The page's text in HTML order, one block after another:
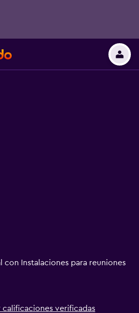
con Instalaciones para reuniones
calificaciones verificadas